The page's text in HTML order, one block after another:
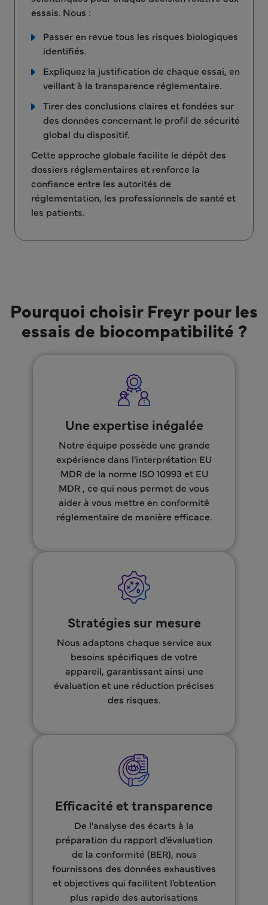
essais. Nous :
Passer en revue tous les risques biologiques
identifiés.
Expliquez la justification de chaque essai, en
veillant à la transparence réglementaire.
Tirer des conclusions claires et fondées sur
des données concernant le profil de sécurité
global du dispositif.
Cette approche globale facilite le dépôt des
dossiers réglementaires et renforce la
confiance entre les autorités de
réglementation, les professionnels de santé et
les patients.
Pourquoi choisir Freyr pour les
essais de biocompatibilité ?
Une expertise inégalée
Notre équipe possède une grande
expérience dans l'interprétation EU
MDR de la norme ISO 10993 et EU
MDR , ce qui nous permet de vous
aider à vous mettre en conformité
réglementaire de manière efficace.
Stratégies sur mesure
Nous adaptons chaque service aux
besoins spécifiques de votre
appareil, garantissant ainsi une
évaluation et une réduction précises
des risques.
Efficacité et transparence
De l'analyse des écarts à la
préparation du rapport d'évaluation
de la conformité (BER), nous
fournissons des données exhaustives
et objectives qui facilitent l'obtention
plus rapide des autorisations